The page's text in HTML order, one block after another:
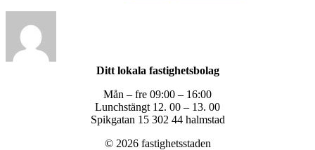
Ditt lokala fastighetsbolag
Mån – fre 09:00 – 16:00
Lunchstängt 12. 00 – 13. 00
Spikgatan 15 302 44 halmstad
© 2026 fastighetsstaden